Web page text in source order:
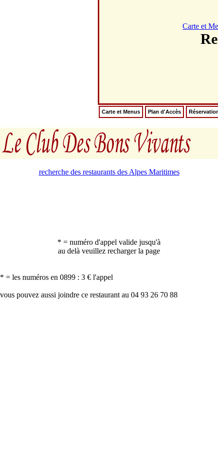
Carte et
Carte et Menus Plan d'Accès
recherche des restaurants des Alpes Maritimes
* = numéro d'appel valide jusqu'à
au delà veuillez recharger la page
* = les numéros en 0899 : 3 € l'appel
vous pouvez aussi joindre ce restaurant au 04 93 26 70 88